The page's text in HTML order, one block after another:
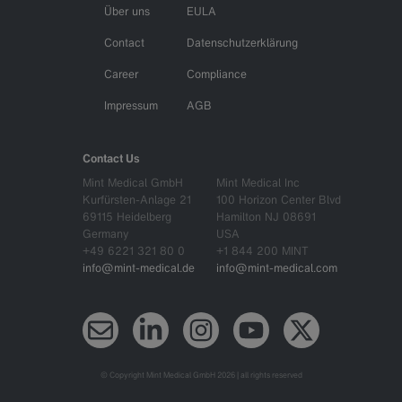
Über uns
Contact
Career
Impressum
EULA
Datenschutzerklärung
Compliance
AGB
Contact Us
Mint Medical GmbH
Kurfürsten-Anlage 21
69115 Heidelberg
Germany
+49 6221 321 80 0
info@mint-medical.de
Mint Medical Inc
100 Horizon Center Blvd
Hamilton NJ 08691
USA
+1 844 200 MINT
info@mint-medical.com
NewsletterLinkedIn Instagram YouTube X (Twitter)
© Copyright Mint Medical GmbH 2026 | all rights reserved